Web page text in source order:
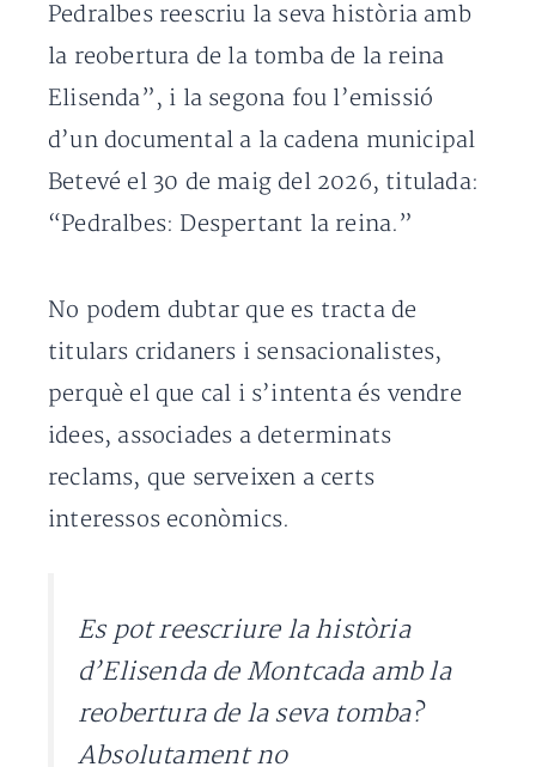
Pedralbes reescriu la seva història amb
la reobertura de la tomba de la reina
Elisenda”, i la segona fou l’emissió
d’un documental a la cadena municipal
Betevé el 30 de maig del 2026, titulada:
“Pedralbes: Despertant la reina.”
No podem dubtar que es tracta de
titulars cridaners i sensacionalistes,
perquè el que cal i s’intenta és vendre
idees, associades a determinats
reclams, que serveixen a certs
interessos econòmics.
Es pot reescriure la història
d’Elisenda de Montcada amb la
reobertura de la seva tomba?
Absolutament no